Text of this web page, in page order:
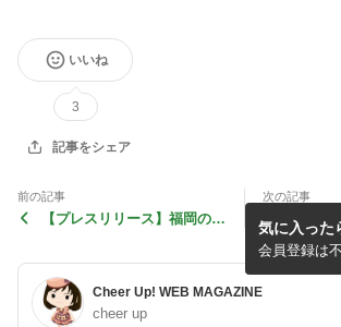
いいね
3
記事をシェア
前の記事
【プレスリリース】福岡のロ
次の記事
新譜情報：
ちながら」
Cheer Up! WEB MAGAZINE
cheer up
気に入った
会員登録は